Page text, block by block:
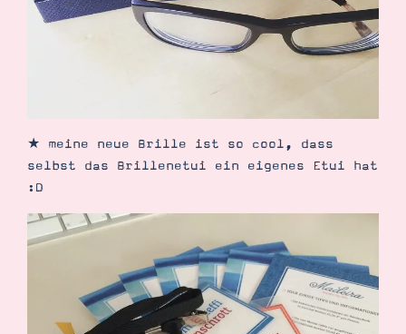
★ meine neue Brille ist so cool, dass
selbst das Brillenetui ein eigenes Etui hat
:D